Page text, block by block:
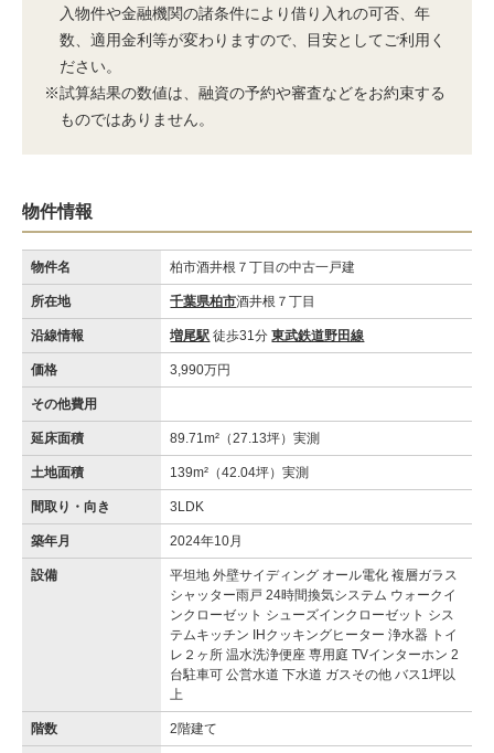
入物件や金融機関の諸条件により借り入れの可否、年
数、適用金利等が変わりますので、目安としてご利用く
ださい。
※試算結果の数値は、融資の予約や審査などをお約束する
ものではありません。
物件情報
物件名 柏市酒井根７丁目の中古一戸建
所在地 千葉県柏市酒井根７丁目
沿線情報 増尾駅 徒歩31分東武鉄道野田線
価格 3,990万円
その他費用
延床面積 89.71m²（27.13坪）実測
土地面積 139m²（42.04坪）実測
間取り・向き 3LDK
築年月 2024年10月
設備
平坦地 外壁サイディング オール電化 複層ガラス
シャッター雨戸 24時間換気システム ウォークイ
ンクローゼット シューズインクローゼット シス
テムキッチン IHクッキングヒーター 浄水器 トイ
レ２ヶ所 温水洗浄便座 専用庭 TVインターホン 2
台駐車可 公営水道 下水道 ガスその他 バス1坪以
上
階数 2階建て